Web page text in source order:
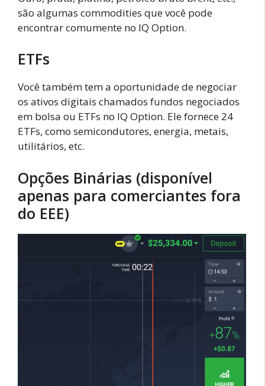
são algumas commodities que você pode
encontrar comumente no IQ Option.
ETFs
Você também tem a oportunidade de negociar
os ativos digitais chamados fundos negociados
em bolsa ou ETFs no IQ Option. Ele fornece 24
ETFs, como semicondutores, energia, metais,
utilitários, etc.
Opções Binárias (disponível
apenas para comerciantes fora
do EEE)